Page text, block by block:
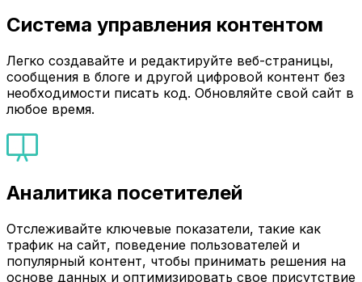
Система управления контентом
Легко создавайте и редактируйте веб-страницы,
сообщения в блоге и другой цифровой контент без
необходимости писать код. Обновляйте свой сайт в
любое время.
Аналитика посетителей
Отслеживайте ключевые показатели, такие как
трафик на сайт, поведение пользователей и
популярный контент, чтобы принимать решения на
основе данных и оптимизировать свое присутствие